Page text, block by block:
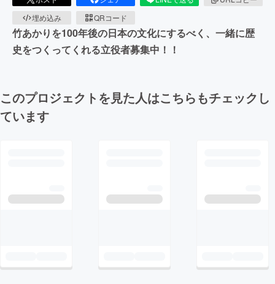
埋め込み
QRコード
竹あかりを100年後の日本の文化にするべく、一緒に歴
史をつくってくれる立役者募集中！！
このプロジェクトを見た人はこちらもチェックし
ています